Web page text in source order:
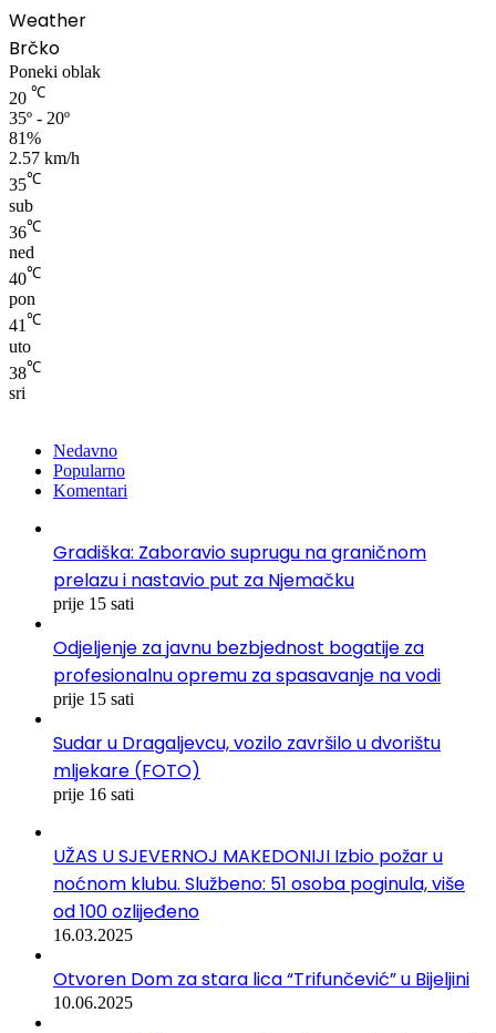
Weather
Brčko
Poneki oblak
20 ℃
35º - 20º
81%
2.57 km/h
35℃
sub
36℃
ned
40℃
pon
41℃
uto
38℃
sri
Nedavno
Popularno
Komentari
Gradiška: Zaboravio suprugu na graničnom
prelazu i nastavio put za Njemačku
prije 15 sati
Odjeljenje za javnu bezbjednost bogatije za
profesionalnu opremu za spasavanje na vodi
prije 15 sati
Sudar u Dragaljevcu, vozilo završilo u dvorištu
mljekare (FOTO)
prije 16 sati
UŽAS U SJEVERNOJ MAKEDONIJI Izbio požar u
noćnom klubu. Službeno: 51 osoba poginula, više
od 100 ozlijeđeno
16.03.2025
Otvoren Dom za stara lica “Trifunčević” u Bijeljini
10.06.2025